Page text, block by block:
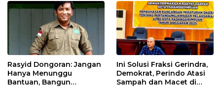
Rasyid Dongoran: Jangan
Hanya Menunggu
Bantuan, Bangun
Ini Solusi Fraksi Gerindra,
Demokrat, Perindo Atasi
Sampah dan Macet di